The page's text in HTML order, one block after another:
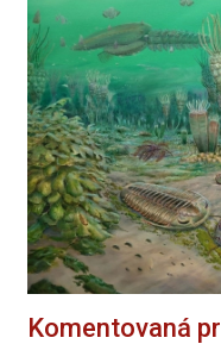
Komentovaná